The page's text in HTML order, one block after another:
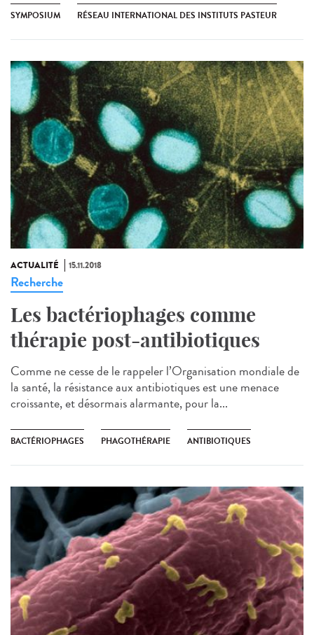
SYMPOSIUM RÉSEAU INTERNATIONAL DES INSTITUTS PASTEUR
ACTUALITÉ 15.11.2018
Recherche
Les bactériophages comme
thérapie post-antibiotiques
Comme ne cesse de le rappeler l’Organisation mondiale de
la santé, la résistance aux antibiotiques est une menace
croissante, et désormais alarmante, pour la...
BACTÉRIOPHAGES PHAGOTHÉRAPIE ANTIBIOTIQUES